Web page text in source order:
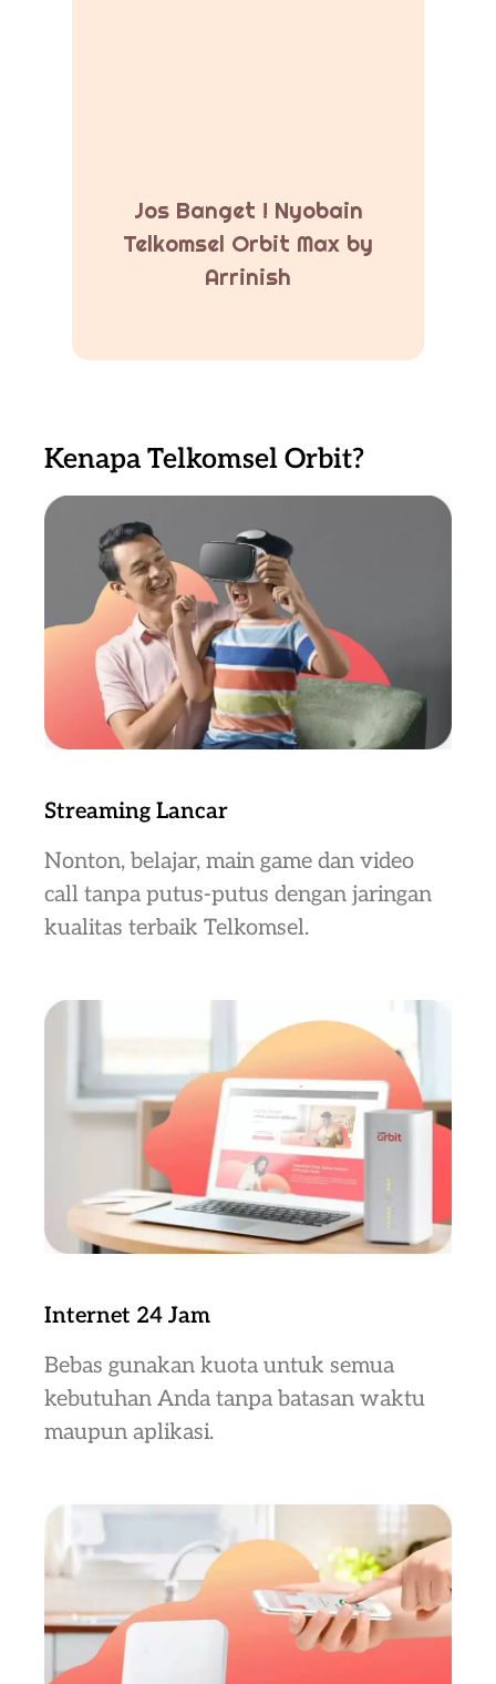
Jos Banget ! Nyobain
Telkomsel Orbit Max by
Arrinish
Kenapa Telkomsel Orbit?
Streaming Lancar
Nonton, belajar, main game dan video
call tanpa putus-putus dengan jaringan
kualitas terbaik Telkomsel.
Internet 24 Jam
Bebas gunakan kuota untuk semua
kebutuhan Anda tanpa batasan waktu
maupun aplikasi.